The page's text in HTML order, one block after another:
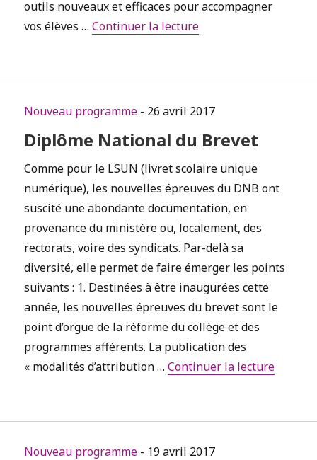
outils nouveaux et efficaces pour accompagner
vos élèves …Continuer la lecturede « Préparez le
Nouveau programme - 26 avril 2017
Diplôme National du Brevet
Comme pour le LSUN (livret scolaire unique
numérique), les nouvelles épreuves du DNB ont
suscité une abondante documentation, en
provenance du ministère ou, localement, des
rectorats, voire des syndicats. Par-delà sa
diversité, elle permet de faire émerger les points
suivants : 1. Destinées à être inaugurées cette
année, les nouvelles épreuves du brevet sont le
point d’orgue de la réforme du collège et des
programmes afférents. La publication des
« modalités d’attribution …Continuer la lecturede «
Nouveau programme - 19 avril 2017